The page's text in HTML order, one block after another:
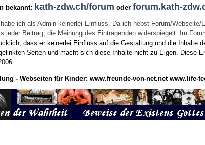
bekannt: kath-zdw.ch/forum oderforum.kath-
ich als Admin keinerlei Einfluss. Da ich nebst Forum/
Beitrag, die Meinung des Eintragenden widerspiegelt. Im
dass er keinerlei Einfluss auf die Gestaltung und die Inhalte
Seiten und macht sich diese Inhalte nicht zu Eigen.
Diese
- Webseiten für Kinder: www.freunde-von-net.net www.life-